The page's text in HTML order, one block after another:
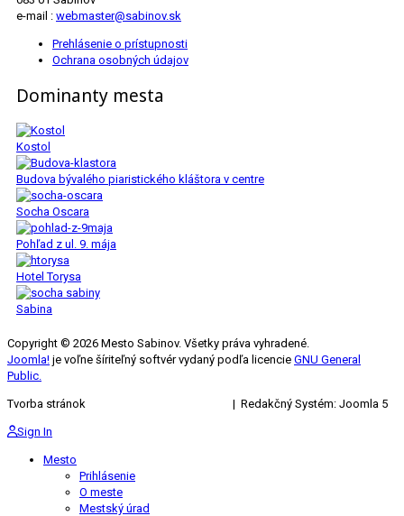
e-mail : webmaster@sabinov.sk
Prehlásenie o prístupnosti
Ochrana osobných údajov
Dominanty mesta
Kostol
Budova bývalého piaristického kláštora v centre
Socha Oscara
Pohľad z ul. 9. mája
Hotel Torysa
Sabina
Copyright © 2026 Mesto Sabinov. Všetky práva vyhradené.
Joomla! je voľne šíriteľný softvér vydaný podľa licencie GNU General
Public.
Tvorba stránok | Redakčný Systém: Joomla 5
Sign In
Mesto
Prihlásenie
O meste
Mestský úrad